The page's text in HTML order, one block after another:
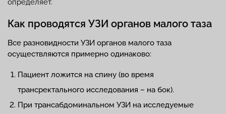
Как проводятся УЗИ органов малого таза
Все разновидности УЗИ органов малого таза
осуществляются примерно одинаково:
Пациент ложится на спину (во время
трансректального исследования – на бок).
При трансабдоминальном УЗИ на исследуемые